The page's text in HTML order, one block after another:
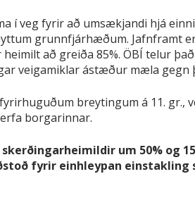
í veg fyrir að umsækjandi hjá
grunnfjárhæðum. Jafnframt
að greiða 85%. ÖBÍ telur
veigamiklar ástæður mæla gegn
breytingum á 11. gr.,
borgarinnar.
um 50% og
fyrir einhleypan einstakling